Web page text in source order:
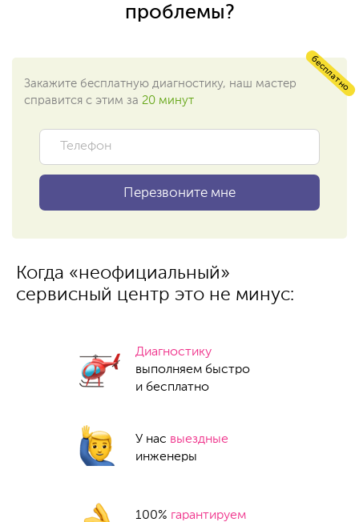
проблемы?
бесплатно
Закажите бесплатную диагностику, наш мастер
справится с этим за 20 минут
Когда «неофициальный»
сервисный центр это не минус:
Диагностику
выполняем быстро
и бесплатно
У нас выездные
инженеры
100% гарантируем